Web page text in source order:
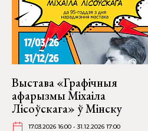
Выстава «Графічныя
афарызмы Міхаіла
Лісоўскага» ў Мінску
17.03.2026 16:00 - 31.12.2026 17:00